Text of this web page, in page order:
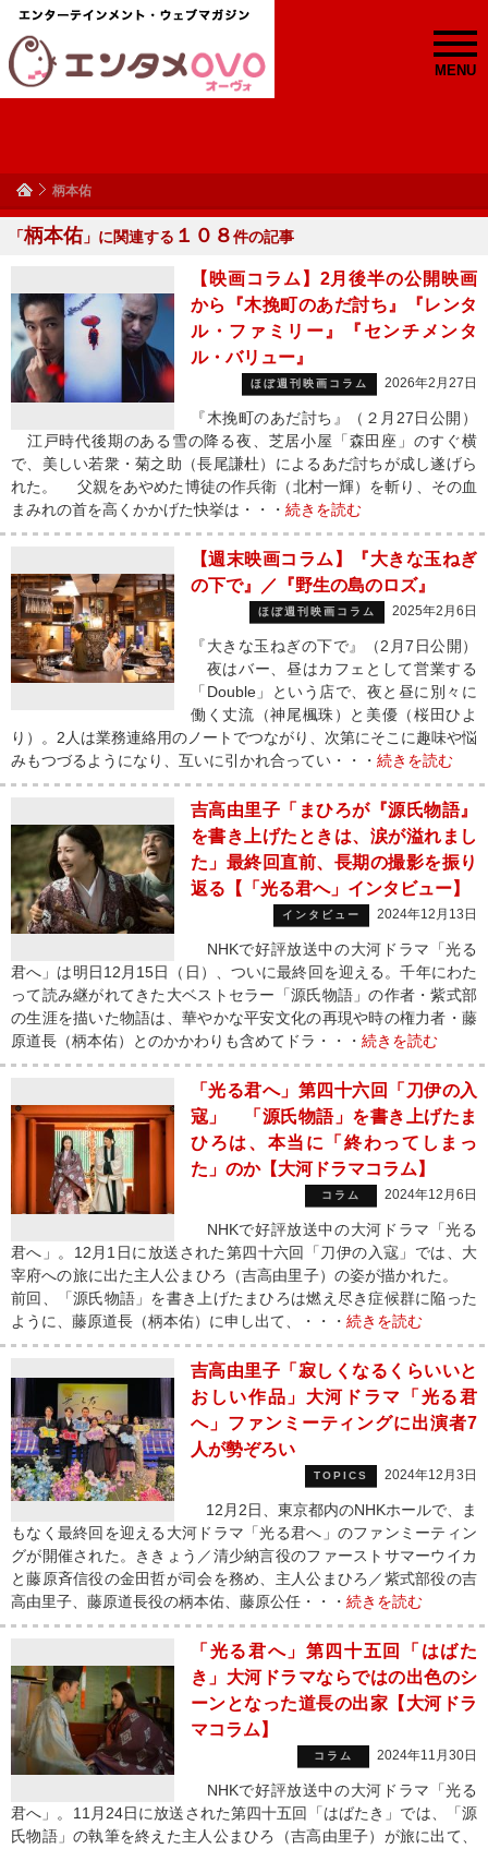
MENU
柄本佑
「柄本佑」に関連する １０８件の記事
【映画コラム】2月後半の公開映画
から『木挽町のあだ討ち』『レンタ
ル・ファミリー』『センチメンタ
ル・バリュー』
ほぼ週刊映画コラム 2026年2月27日
『木挽町のあだ討ち』（２月27日公開）
江戸時代後期のある雪の降る夜、芝居小屋「森田座」のすぐ横
で、美しい若衆・菊之助（長尾謙杜）によるあだ討ちが成し遂げら
れた。 父親をあやめた博徒の作兵衛（北村一輝）を斬り、その血
まみれの首を高くかかげた快挙は・・・ 続きを読む
【週末映画コラム】『大きな玉ねぎ
の下で』／『野生の島のロズ』
ほぼ週刊映画コラム 2025年2月6日
『大きな玉ねぎの下で』（2月7日公開）
夜はバー、昼はカフェとして営業する
「Double」という店で、夜と昼に別々に
働く丈流（神尾楓珠）と美優（桜田ひよ
り）。2人は業務連絡用のノートでつながり、次第にそこに趣味や悩
みもつづるようになり、互いに引かれ合ってい・・・ 続きを読む
吉高由里子「まひろが『源氏物語』
を書き上げたときは、涙が溢れまし
た」最終回直前、長期の撮影を振り
返る【「光る君へ」インタビュー】
インタビュー 2024年12月13日
NHKで好評放送中の大河ドラマ「光る
君へ」は明日12月15日（日）、ついに最終回を迎える。千年にわた
って読み継がれてきた大ベストセラー「源氏物語」の作者・紫式部
の生涯を描いた物語は、華やかな平安文化の再現や時の権力者・藤
原道長（柄本佑）とのかかわりも含めてドラ・・・ 続きを読む
「光る君へ」第四十六回「刀伊の入
寇」 「源氏物語」を書き上げたま
ひろは、本当に「終わってしまっ
た」のか【大河ドラマコラム】
コラム 2024年12月6日
NHKで好評放送中の大河ドラマ「光る
君へ」。12月1日に放送された第四十六回「刀伊の入寇」では、大
宰府への旅に出た主人公まひろ（吉高由里子）の姿が描かれた。
前回、「源氏物語」を書き上げたまひろは燃え尽き症候群に陥った
ように、藤原道長（柄本佑）に申し出て、・・・ 続きを読む
吉高由里子「寂しくなるくらいいと
おしい作品」大河ドラマ「光る君
へ」ファンミーティングに出演者7
人が勢ぞろい
TOPICS 2024年12月3日
12月2日、東京都内のNHKホールで、ま
もなく最終回を迎える大河ドラマ「光る君へ」のファンミーティン
グが開催された。ききょう／清少納言役のファーストサマーウイカ
と藤原斉信役の金田哲が司会を務め、主人公まひろ／紫式部役の吉
高由里子、藤原道長役の柄本佑、藤原公任・・・ 続きを読む
「光る君へ」第四十五回「はばた
き」大河ドラマならではの出色のシ
ーンとなった道長の出家【大河ドラ
マコラム】
コラム 2024年11月30日
NHKで好評放送中の大河ドラマ「光る
君へ」。11月24日に放送された第四十五回「はばたき」では、「源
氏物語」の執筆を終えた主人公まひろ（吉高由里子）が旅に出て、